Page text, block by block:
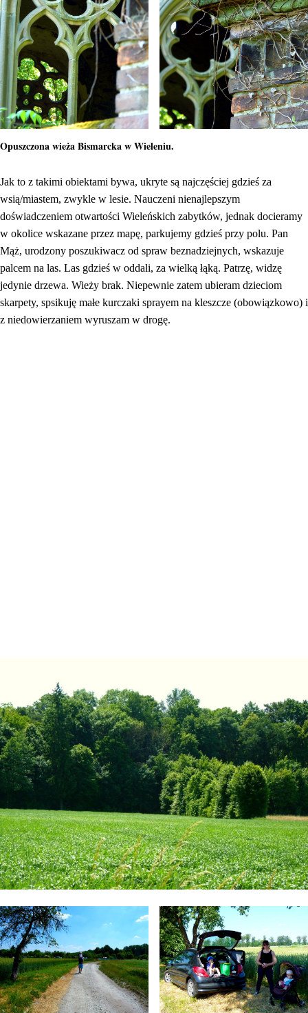
Opuszczona wieża Bismarcka w Wieleniu.
Jak to z takimi obiektami bywa, ukryte są najczęściej gdzieś za
wsią/miastem, zwykle w lesie. Nauczeni nienajlepszym
doświadczeniem otwartości Wieleńskich zabytków, jednak docieramy
w okolice wskazane przez mapę, parkujemy gdzieś przy polu. Pan
Mąż, urodzony poszukiwacz od spraw beznadziejnych, wskazuje
palcem na las. Las gdzieś w oddali, za wielką łąką. Patrzę, widzę
jedynie drzewa. Wieży brak. Niepewnie zatem ubieram dzieciom
skarpety, spsikuję małe kurczaki sprayem na kleszcze (obowiązkowo) i
z niedowierzaniem wyruszam w drogę.